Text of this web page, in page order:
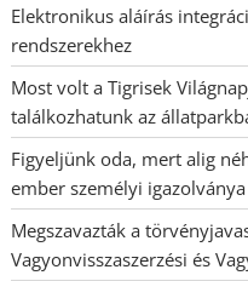
Elektronikus aláírás
rendszerekhez
Most volt a Tigrisek
találkozhatunk az
Figyeljünk oda, mert alig
ember személyi
Megszavazták a
Vagyonvisszaszerzési és